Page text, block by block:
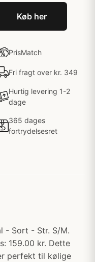
Køb her
PrisMatch
Fri fragt over kr. 349
Hurtig levering 1-2
dage
365 dages
fortrydelsesret
- Sort - Str. S/M.
159.00 kr. Dette
perfekt til kølige